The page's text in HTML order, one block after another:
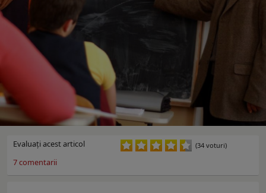
Evaluaţi acest articol (34 voturi)
7comentarii